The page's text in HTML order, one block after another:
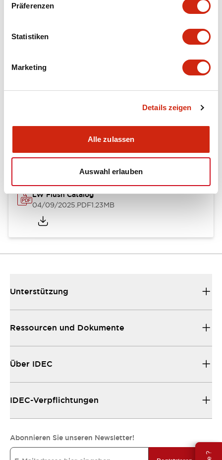
Präferenzen
Statistiken
Marketing
Details zeigen
Alle zulassen
Auswahl erlauben
Environmental Specifications
Mechanical Specifications
Kataloge & Broschüren Genehmigungen & Standards
LW Flush Catalog
04/09/2025.PDF1.23MB
Unterstützung
Ressourcen und Dokumente
Über IDEC
IDEC-Verpflichtungen
Abonnieren Sie unseren Newsletter!